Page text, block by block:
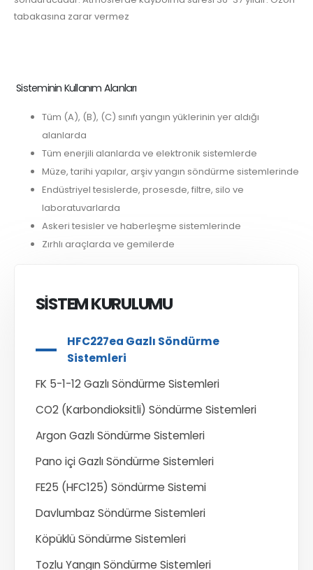
tabakasına zarar vermez
Sisteminin Kullanım Alanları
Tüm (A), (B), (C) sınıfı yangın yüklerinin yer aldığı
alanlarda
Tüm enerjili alanlarda ve elektronik sistemlerde
Müze, tarihi yapılar, arşiv yangın söndürme sistemlerinde
Endüstriyel tesislerde, prosesde, filtre, silo ve
laboratuvarlarda
Askeri tesisler ve haberleşme sistemlerinde
Zırhlı araçlarda ve gemilerde
SİSTEM KURULUMU
HFC227ea Gazlı Söndürme
Sistemleri
FK 5-1-12 Gazlı Söndürme Sistemleri
CO2 (Karbondioksitli) Söndürme Sistemleri
Argon Gazlı Söndürme Sistemleri
Pano içi Gazlı Söndürme Sistemleri
FE25 (HFC125) Söndürme Sistemi
Davlumbaz Söndürme Sistemleri
Köpüklü Söndürme Sistemleri
Tozlu Yangın Söndürme Sistemleri